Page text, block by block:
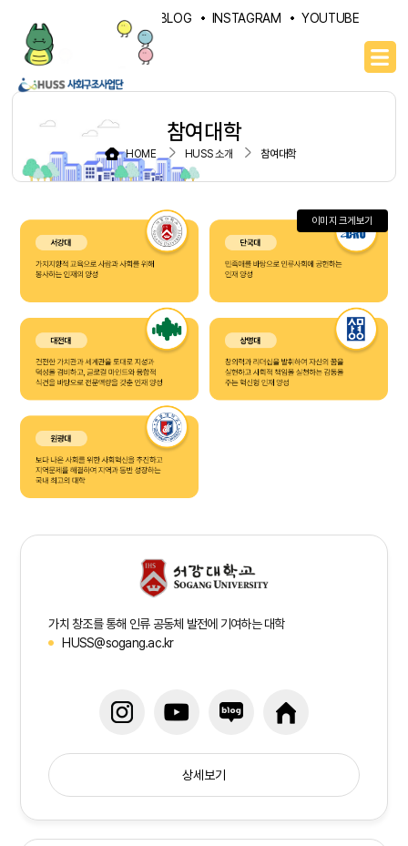
NAVER BLOG INSTAGRAM YOUTUBE
참여대학
HOME HUSS 소개 참여대학
이미지 크게보기
가치 창조를 통해 인류 공동체 발전에 기여하는 대학
HUSS@sogang.ac.kr
상세보기